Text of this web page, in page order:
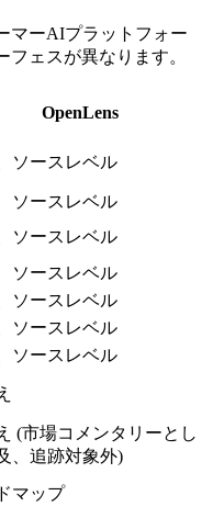
マーAIプラットフォー
ェスが異なります。
OpenLens
ソースレベル
ソースレベル
ソースレベル
ソースレベル
ソースレベル
ソースレベル
ソースレベル
(市場コメンタリーとし
、追跡対象外)
マップ